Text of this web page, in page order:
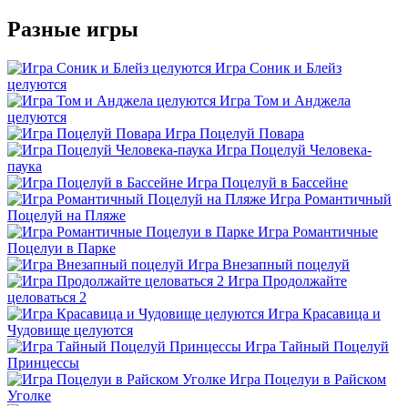
Разные игры
Игра Соник и Блейз
целуются
Игра Том и Анджела
целуются
Игра Поцелуй Повара
Игра Поцелуй Человека-
паука
Игра Поцелуй в Бассейне
Игра Романтичный
Поцелуй на Пляже
Игра Романтичные
Поцелуи в Парке
Игра Внезапный поцелуй
Игра Продолжайте
целоваться 2
Игра Красавица и
Чудовище целуются
Игра Тайный Поцелуй
Принцессы
Игра Поцелуи в Райском
Уголке